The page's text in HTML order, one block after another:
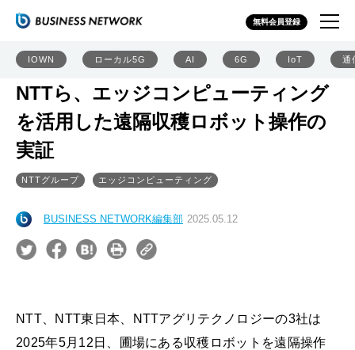
無料会員登録
IOWN ローカル5G AI 6G IoT 通
NTTら、エッジコンピューティング
を活用した遠隔収穫ロボット操作の
実証
NTTグループ エッジコンピューティング
BUSINESS NETWORK編集部 2025.05.12
NTT、NTT東日本、NTTアグリテクノロジーの3社は
2025年5月12日、圃場にある収穫ロボットを遠隔操作